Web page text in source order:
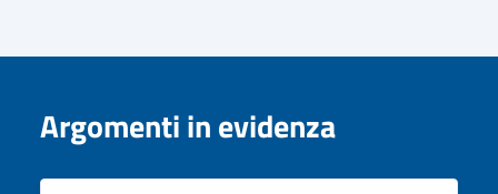
Argomenti in evidenza